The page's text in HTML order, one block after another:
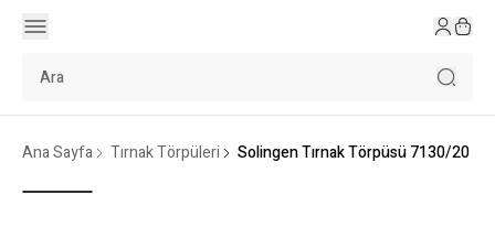
Ana Sayfa Tırnak Törpüleri Solingen Tırnak Törpüsü 7130/20